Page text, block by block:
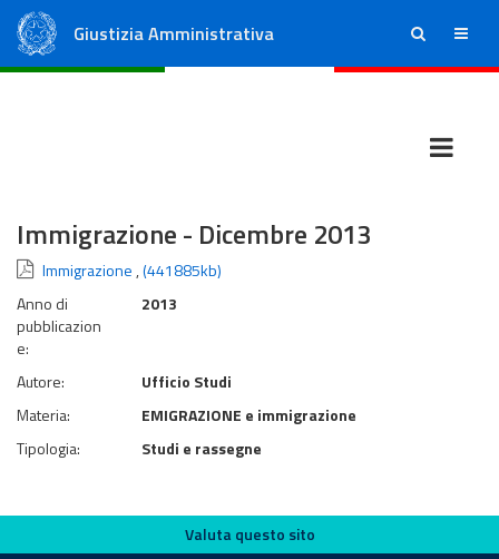
Giustizia Amministrativa ricerca menu
Immigrazione - Dicembre 2013
Immigrazione ,(441885kb)
Anno di
pubblicazion
e:
2013
Autore:
Ufficio Studi
Materia:
EMIGRAZIONE e immigrazione
Tipologia:
Studi e rassegne
Valuta questo sito
Valuta questo sito